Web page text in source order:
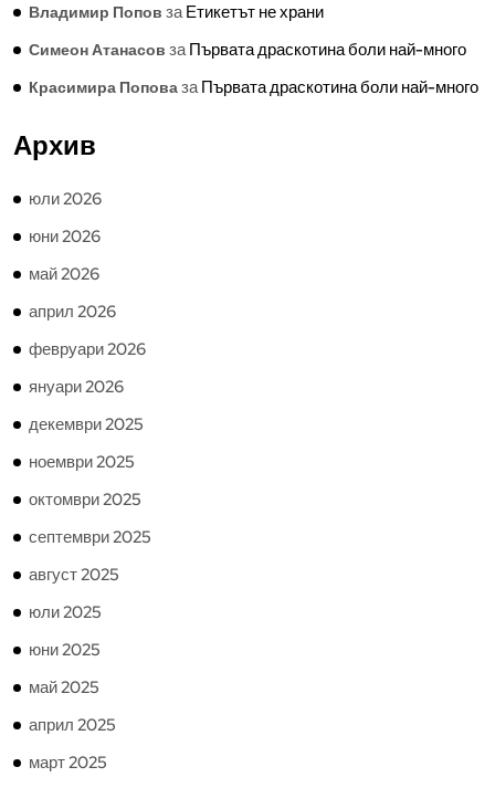
Владимир Попов заЕтикетът не храни
Симеон Атанасов заПървата драскотина боли най-много
Красимира ПоповазаПървата драскотина боли най-много
Архив
юли 2026
юни 2026
май 2026
април 2026
февруари 2026
януари 2026
декември 2025
ноември 2025
октомври 2025
септември 2025
август 2025
юли 2025
юни 2025
май 2025
април 2025
март 2025